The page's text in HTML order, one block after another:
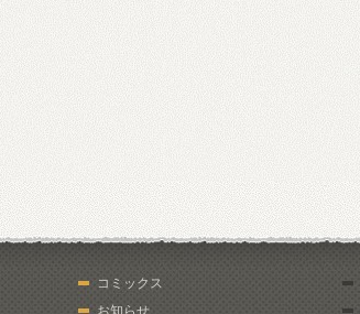
コミックス
お知らせ